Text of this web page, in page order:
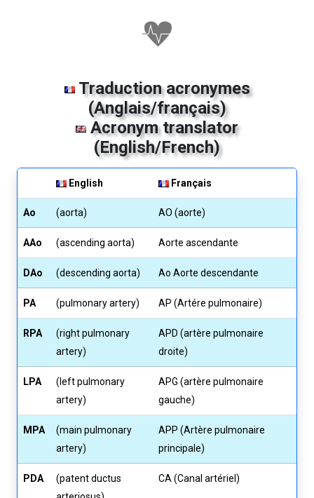
Traduction acronymes
(Anglais/français)
Acronym translator
(English/French)
English Français
Ao (aorta) AO (aorte)
AAo (ascending aorta) Aorte ascendante
DAo (descending aorta) Ao Aorte descendante
PA (pulmonary artery) AP (Artére pulmonaire)
RPA
(right pulmonary
artery)
APD (artère pulmonaire
droite)
LPA
(left pulmonary
artery)
APG (artère pulmonaire
gauche)
MPA
(main pulmonary
artery)
APP (Artère pulmonaire
principale)
PDA
(patent ductus
CA (Canal artériel)